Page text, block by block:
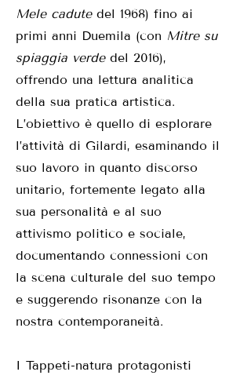
Mele cadutedel 1968) fino ai
primi anni Duemila (con Mitre su
spiaggia verdedel 2016),
offrendo una lettura analitica
della sua pratica artistica.
L’obiettivo è quello di esplorare
l’attività di Gilardi, esaminando il
suo lavoro in quanto discorso
unitario, fortemente legato alla
sua personalità e al suo
attivismo politico e sociale,
documentando connessioni con
la scena culturale del suo tempo
e suggerendo risonanze con la
nostra contemporaneità.
I Tappeti-natura protagonisti